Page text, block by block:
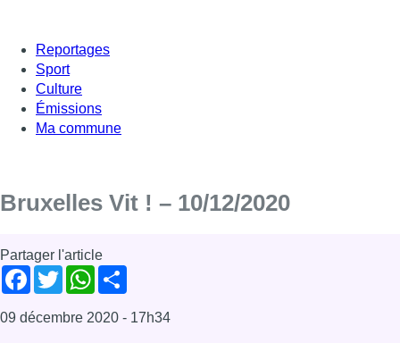
Reportages
Sport
Culture
Émissions
Ma commune
Bruxelles Vit ! – 10/12/2020
Partager l'article
Facebook
TwitterWhatsApp
09 décembre 2020 - 17h34